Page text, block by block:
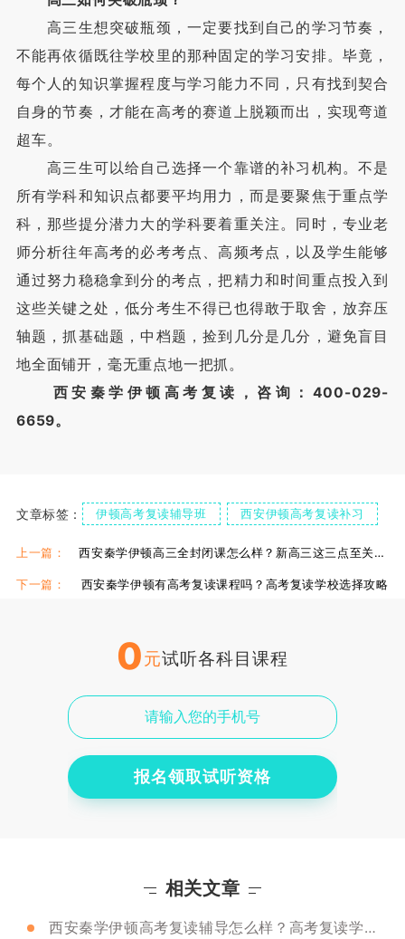
高三生想突破瓶颈，一定要找到自己的学习节奏，
不能再依循既往学校里的那种固定的学习安排。毕竟，
每个人的知识掌握程度与学习能力不同，只有找到契合
自身的节奏，才能在高考的赛道上脱颖而出，实现弯道
超车。
高三生可以给自己选择一个靠谱的补习机构。不是
所有学科和知识点都要平均用力，而是要聚焦于重点学
科，那些提分潜力大的学科要着重关注。同时，专业老
师分析往年高考的必考考点、高频考点，以及学生能够
通过努力稳稳拿到分的考点，把精力和时间重点投入到
这些关键之处，低分考生不得已也得敢于取舍，放弃压
轴题，抓基础题，中档题，捡到几分是几分，避免盲目
地全面铺开，毫无重点地一把抓。
西安秦学伊顿高考复读，咨询：400-029-
6659。
文章标签： 伊顿高考复读辅导班 西安伊顿高考复读补习
伊顿高考复读冲刺班
上一篇： 西安秦学伊顿高三全封闭课怎么样？新高三这三点至关重要
下一篇： 西安秦学伊顿有高考复读课程吗？高考复读学校选择攻略
0元试听各科目课程
报名领取试听资格
相关文章
西安秦学伊顿高考复读辅导怎么样？高考复读学校怎么选？